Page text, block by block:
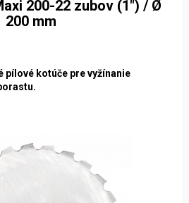
200-22 zubov (1") / Ø
200 mm
pílové kotúče pre vyžínanie